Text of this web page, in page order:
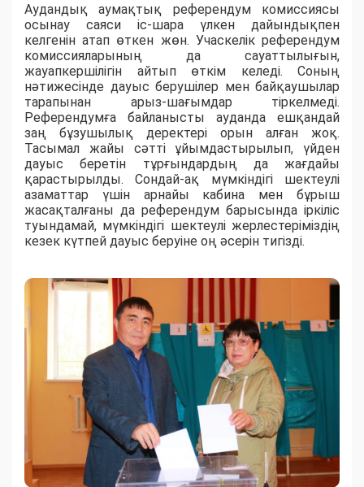
Аудандық аумақтық референдум комиссиясы
осынау саяси іс-шара үлкен дайындықпен
келгенін атап өткен жөн. Учаскелік референдум
комиссияларының да сауаттылығын,
жауапкершілігін айтып өткім келеді. Соның
нәтижесінде дауыс берушілер мен байқаушылар
тарапынан арыз-шағымдар тіркелмеді.
Референдумға байланысты ауданда ешқандай
заң бұзушылық деректері орын алған жоқ.
Тасымал жайы сәтті ұйымдастырылып, үйден
дауыс беретін тұрғындардың да жағдайы
қарастырылды. Сондай-ақ мүмкіндігі шектеулі
азаматтар үшін арнайы кабина мен бұрыш
жасақталғаны да референдум барысында іркіліс
туындамай, мүмкіндігі шектеулі жерлестеріміздің
кезек күтпей дауыс беруіне оң әсерін тигізді.